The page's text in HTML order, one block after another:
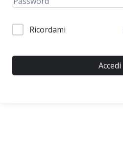
Ricordami
Accedi